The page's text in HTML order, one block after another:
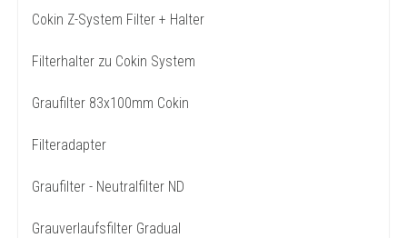
Cokin Z-System Filter + Halter
Filterhalter zu Cokin System
Graufilter 83x100mm Cokin
Filteradapter
Graufilter - Neutralfilter ND
Grauverlaufsfilter Gradual